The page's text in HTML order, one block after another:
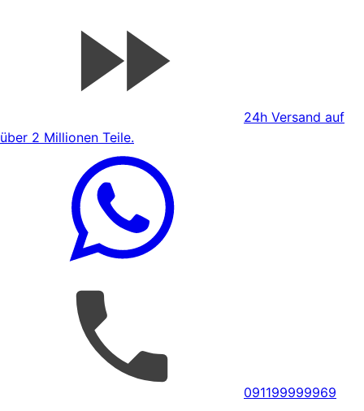
24h Versand auf
über 2 Millionen Teile.
091199999969